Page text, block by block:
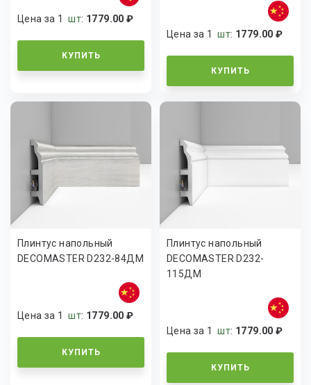
Цена за 1шт: 1779.00 ₽
КУПИТЬ
Цена за 1шт: 1779.00 ₽
КУПИТЬ
Плинтус напольный
DECOMASTER D232-84ДМ
Цена за 1шт: 1779.00 ₽
КУПИТЬ
Плинтус напольный
DECOMASTER D232-
115ДМ
Цена за 1шт: 1779.00 ₽
КУПИТЬ